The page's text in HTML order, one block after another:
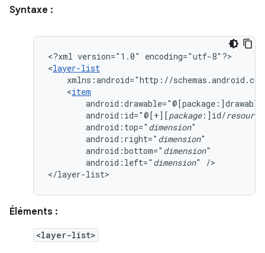
Syntaxe :
<?xml version="1.0"
encoding="utf-8"?>
<layer-list
xmlns:android="http://
<item
android:id="@[+][package:]id/
android:top=" dimension
android:right=" dimension
android:bottom=" dimension
android:left=" dimension"
/>
</layer-list>
Éléments :
<layer-list>